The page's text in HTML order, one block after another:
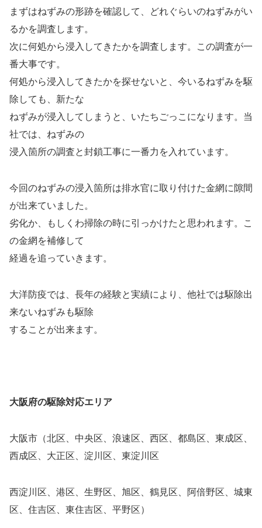
まずはねずみの形跡を確認して、どれぐらいのねずみがい
るかを調査します。
次に何処から浸入してきたかを調査します。この調査が一
番大事です。
何処から浸入してきたかを探せないと、今いるねずみを駆
除しても、新たな
ねずみが浸入してしまうと、いたちごっこになります。当
社では、ねずみの
浸入箇所の調査と封鎖工事に一番力を入れています。
今回のねずみの浸入箇所は排水官に取り付けた金網に隙間
が出来ていました。
劣化か、もしくわ掃除の時に引っかけたと思われます。こ
の金網を補修して
経過を追っていきます。
大洋防疫では、長年の経験と実績により、他社では駆除出
来ないねずみも駆除
することが出来ます。
大阪府の駆除対応エリア
大阪市（北区、中央区、浪速区、西区、都島区、東成区、
西成区、大正区、淀川区、東淀川区
西淀川区、港区、生野区、旭区、鶴見区、阿倍野区、城東
区、住吉区、東住吉区、平野区）